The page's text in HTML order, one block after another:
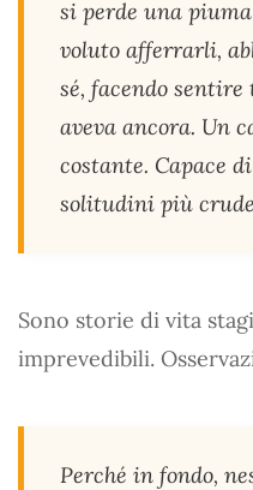
si perde una
voluto afferrarli,
sé, facendo
aveva ancora. Un
costante. Capace
solitudini più
Sono storie di vita
imprevedibili.
Perché in fondo,